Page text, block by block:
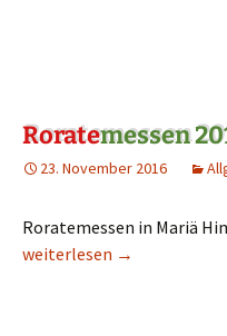
Roratemessen
23. November 2016
Roratemessen in Mariä
Roratemessen 2016
weiterlesen →